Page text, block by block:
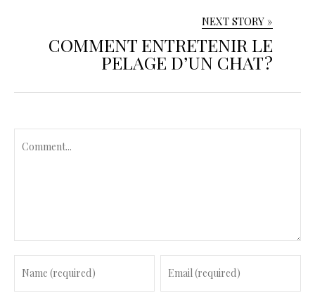
NEXT STORY »
COMMENT ENTRETENIR LE
PELAGE D’UN CHAT ?